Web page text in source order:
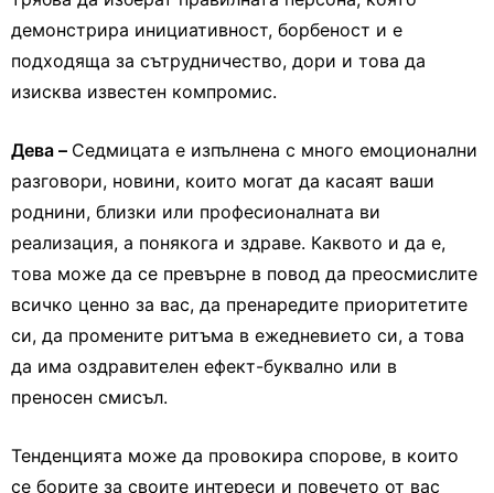
демонстрира инициативност, борбеност и е
подходяща за сътрудничество, дори и това да
изисква известен компромис.
Дева – Седмицата е изпълнена с много емоционални
разговори, новини, които могат да касаят ваши
роднини, близки или професионалната ви
реализация, а понякога и здраве. Каквото и да е,
това може да се превърне в повод да преосмислите
всичко ценно за вас, да пренаредите приоритетите
си, да промените ритъма в ежедневието си, а това
да има оздравителен ефект-буквално или в
преносен смисъл.
Тенденцията може да провокира спорове, в които
се борите за своите интереси и повечето от вас